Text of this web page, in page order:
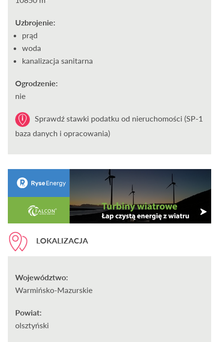
Uzbrojenie:
prąd
woda
kanalizacja sanitarna
Ogrodzenie:
nie
Sprawdź stawki podatku od nieruchomości (SP-1
baza danych i opracowania)
LOKALIZACJA
Województwo:
Warmińsko-Mazurskie
Powiat:
olsztyński